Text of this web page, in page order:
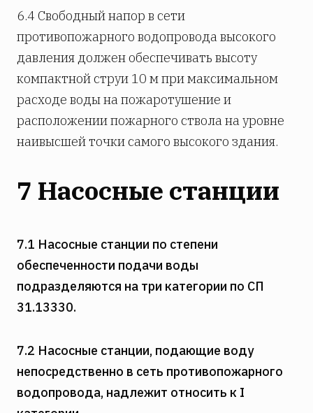
6.4 Свободный напор в сети
противопожарного водопровода высокого
давления должен обеспечивать высоту
компактной струи 10 м при максимальном
расходе воды на пожаротушение и
расположении пожарного ствола на уровне
наивысшей точки самого высокого здания.
7 Насосные станции
7.1 Насосные станции по степени
обеспеченности подачи воды
подразделяются на три категории по СП
31.13330.
7.2 Насосные станции, подающие воду
непосредственно в сеть противопожарного
водопровода, надлежит относить к I